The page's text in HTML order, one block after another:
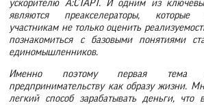
ускорителю А:СТАРТ. И одним из
являются преакселераторы,
участникам не только оценить
познакомиться с базовыми понятиями
единомышленников.
Именно поэтому первая тема
предпринимательству как образу жизни.
легкий способ зарабатывать деньги, что